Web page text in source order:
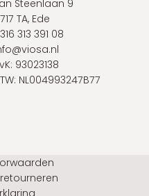
Steenlaan 9
TA, Ede
313 391 08
93023138
NL004993247B77